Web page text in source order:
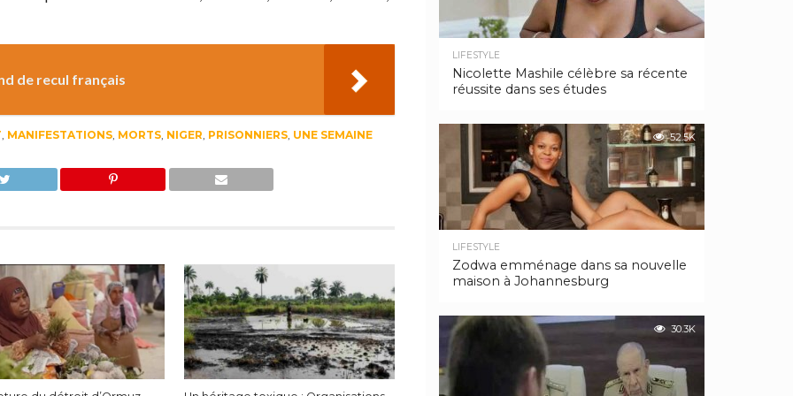
de recul français
, MANIFESTATIONS, MORTS, NIGER, PRISONNIERS, UNE SEMAINE
LIFESTYLE
Nicolette Mashile célèbre sa récente
réussite dans ses études
52.5K
LIFESTYLE
Zodwa emménage dans sa nouvelle
maison à Johannesburg
30.3K